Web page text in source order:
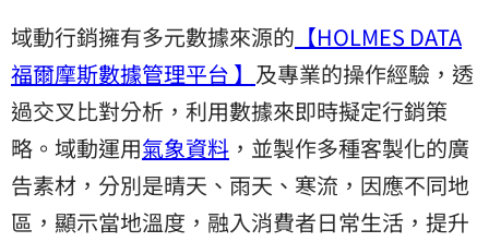
域動行銷擁有多元數據來源的 【HOLMES DATA
福爾摩斯數據管理平台 】 及專業的操作經驗，透
過交叉比對分析，利用數據來即時擬定行銷策
略。域動運用氣象資料 ，並製作多種客製化的廣
告素材，分別是晴天、雨天、寒流，因應不同地
區，顯示當地溫度，融入消費者日常生活，提升